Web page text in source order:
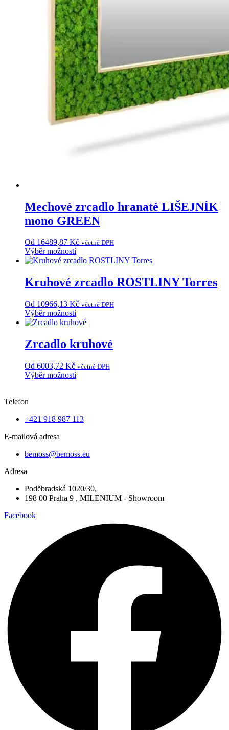
Mechové zrcadlo hranaté LIŠEJNÍK
mono GREEN
Od 16489,87 Kč včetně DPH
Výběr možností
Tento
má
více
Možnosti
lze
vybrat
stránce
produktu
Kruhové zrcadlo ROSTLINY Torres
Od 10966,13 Kč včetně DPH
Výběr možností
Tento
má
více
Možnosti
lze
stránce
Zrcadlo kruhové
Od 6003,72 Kč včetně DPH
Výběr možností
má
variant.
lze
na
produktu
Telefon
+421 918 987 113
E-mailová adresa
bemoss@bemoss.eu
Adresa
Poděbradská 1020/30,
198 00 Praha 9 , MILENIUM - Showroom
Facebook